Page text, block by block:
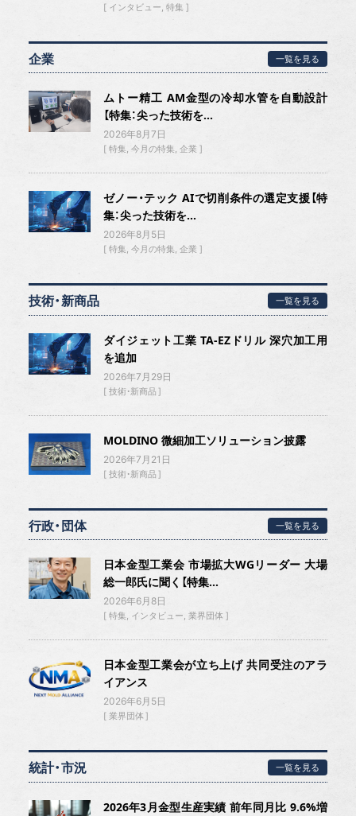
インタビュー 特集
企業 一覧を見る
ムトー精工 AM金型の冷却水管を自動設計
【特集：尖った技術を...
2026年8月7日
特集 今月の特集 企業
ゼノー・テック AIで切削条件の選定支援【特
集：尖った技術を...
2026年8月5日
特集 今月の特集 企業
技術・新商品 一覧を見る
ダイジェット工業 TA-EZドリル 深穴加工用
を追加
2026年7月29日
技術・新商品
MOLDINO 微細加工ソリューション披露
2026年7月21日
技術・新商品
行政・団体 一覧を見る
日本金型工業会 市場拡大WGリーダー 大場
総一郎氏に聞く【特集...
2026年6月8日
特集 インタビュー 業界団体
日本金型工業会が立ち上げ 共同受注のアラ
イアンス
2026年6月5日
業界団体
統計・市況 一覧を見る
2026年3月金型生産実績 前年同月比 9.6%増